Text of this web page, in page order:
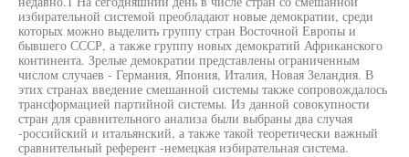
избирательной системой преобладают новые демократии, среди
которых можно выделить группу стран Восточной Европы и
бывшего СССР, а также группу новых демократий Африканского
континента. Зрелые демократии представлены ограниченным
числом случаев - Германия, Япония, Италия, Новая Зеландия. В
этих странах введение смешанной системы также сопровождалось
трансформацией партийной системы. Из данной совокупности
стран для сравнительного анализа были выбраны два случая
-российский и итальянский, а также такой теоретически важный
сравнительный референт -немецкая избирательная система.